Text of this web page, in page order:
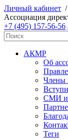
Личный кабинет /
Ассоциация
+7 (495) 157-56-56
АКМР
Об
СМИ и
Теги